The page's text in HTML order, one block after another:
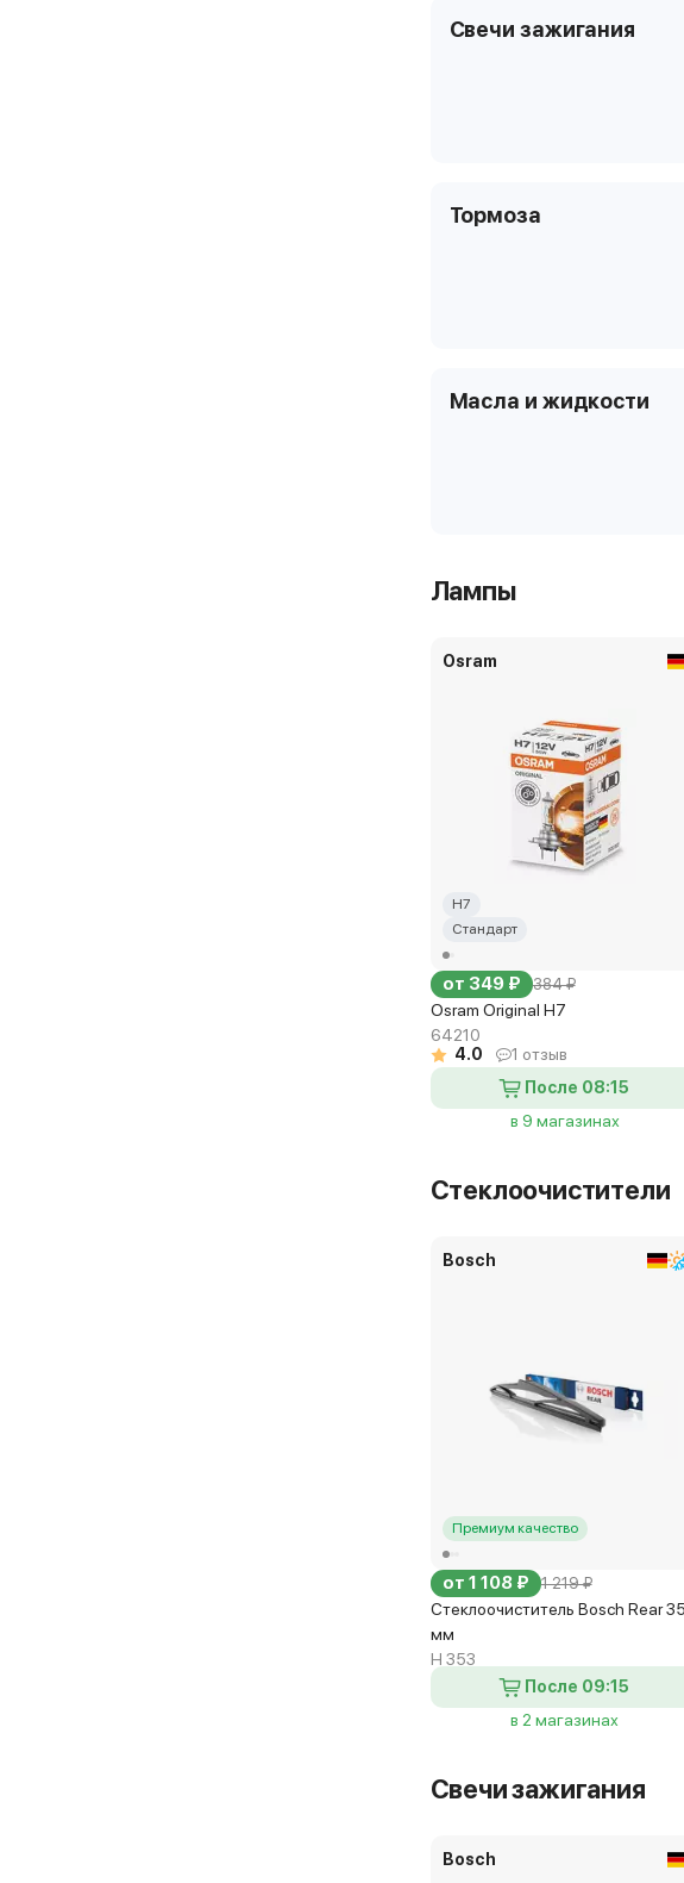
Свечи зажигания
Тормоза
Масла и жидкости
Лампы
Osram
H7
Стандарт
от 349 ₽ 384 ₽
Osram Original H7
64210
4.0
1 отзыв
После 08:15
в 9 магазинах
Стеклоочистители
Bosch
Премиум качество
от 1 108 ₽ 1 219 ₽
Стеклоочиститель Bosch Rear
мм
H 353
После 09:15
в 2 магазинах
Свечи зажигания
Bosch